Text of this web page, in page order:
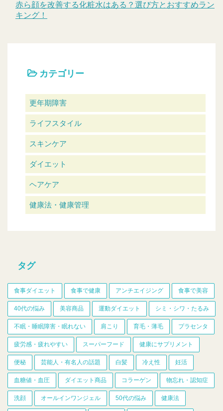
赤ら顔を改善する化粧水はある？選び方とおすすめラン
キング！
カテゴリー
更年期障害
ライフスタイル
スキンケア
ダイエット
ヘアケア
健康法・健康管理
タグ
食事ダイエット 食事で健康 アンチエイジング 食事で美容
40代の悩み 美容商品 運動ダイエット シミ・シワ・たるみ
不眠・睡眠障害・眠れない 肩こり 育毛・薄毛 プラセンタ
疲労感・疲れやすい スーパーフード 健康にサプリメント
便秘 芸能人・有名人の話題 白髪 冷え性 妊活
血糖値・血圧 ダイエット商品 コラーゲン 物忘れ・認知症
洗顔 オールインワンジェル 50代の悩み 健康法